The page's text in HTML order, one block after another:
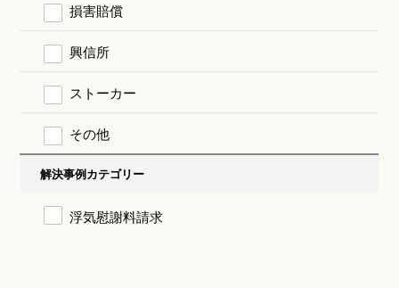
損害賠償
興信所
ストーカー
その他
解決事例カテゴリー
浮気慰謝料請求